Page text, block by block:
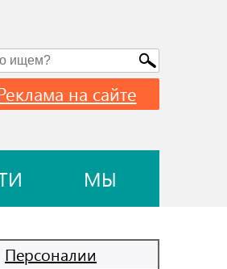
на сайте
МЫ
Персоналии